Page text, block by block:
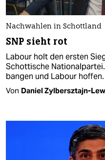
Nachwahlen in Schottland
SNP sieht rot
Labour holt den ersten
Schottische
bangen und Labour hoffen.
Von Daniel Zylbersztajn-